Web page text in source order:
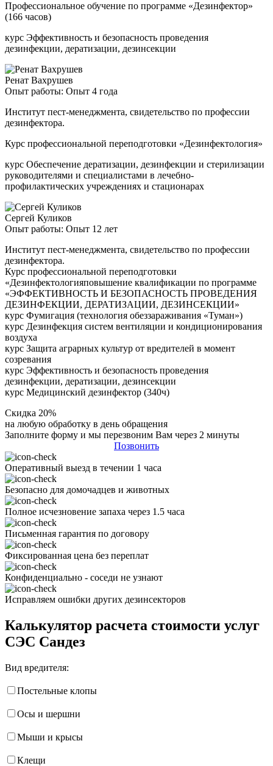
Профессиональное обучение по программе «Дезинфектор»
(166 часов)
курс Эффективность и безопасность проведения
дезинфекции, дератизации, дезинсекции
Ренат Вахрушев
Опыт работы: Опыт 4 года
Институт пест-менеджмента, свидетельство по профессии
дезинфектора.
Курс профессиональной переподготовки «Дезинфектология»
курс Обеспечение дератизации, дезинфекции и стерилизации
руководителями и специалистами в лечебно-
профилактических учреждениях и стационарах
Сергей Куликов
Опыт работы: Опыт 12 лет
Институт пест-менеджмента, свидетельство по профессии
дезинфектора.
Курс профессиональной переподготовки
«Дезинфектологияповышение квалификации по программе
«ЭФФЕКТИВНОСТЬ И БЕЗОПАСНОСТЬ ПРОВЕДЕНИЯ
ДЕЗИНФЕКЦИИ, ДЕРАТИЗАЦИИ, ДЕЗИНСЕКЦИИ»
курс Фумигация (технология обеззараживания «Туман»)
курс Дезинфекция систем вентиляции и кондиционирования
воздуха
курс Защита аграрных культур от вредителей в момент
созревания
курс Эффективность и безопасность проведения
дезинфекции, дератизации, дезинсекции
курс Медицинский дезинфектор (340ч)
Скидка 20%
на любую обработку в день обращения
Заполните форму и мы перезвоним Вам через 2 минуты
Позвонить
Оперативный выезд в течении 1 часа
Безопасно для домочадцев и животных
Полное исчезновение запаха через 1.5 часа
Письменная гарантия по договору
Фиксированная цена без переплат
Конфиденциально - соседи не узнают
Исправляем ошибки других дезинсекторов
Калькулятор расчета стоимости услуг
СЭС Сандез
Вид вредителя:
Постельные клопы
Осы и шершни
Мыши и крысы
Клещи